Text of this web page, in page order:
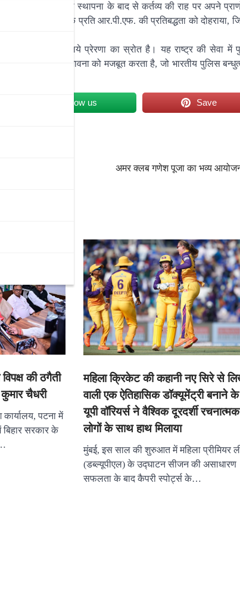
1958 में बल की स्थापना के बाद से कर्तव्य की राह पर अपने
की भावना के प्रति आर.पी.एफ. की प्रतिबद्धता को दोहराया,
के सभी सदस्यों के लिये प्रेरणा का स्रोत है। यह राष्ट्र की सेवा में
की स्थाई भावना को मजबूत करता है, जो भारतीय पुलिस
Follow us Save
अमर क्लब गणेश पूजा का भव्य
की ठगैती
चैधरी
पटना में
सरकार के
महिला क्रिकेट की कहानी नए सिरे से
वाली एक ऐतिहासिक डॉक्यूमेंट्री बनाने
यूपी वॉरियर्स ने वैश्विक दूरदर्शी रचनात्मक
लोगों के साथ हाथ मिलाया
मुंबई, इस साल की शुरुआत में महिला प्रीमियर
(डब्ल्यूपीएल) के उद्घाटन सीजन की असाधारण
सफलता के बाद कैपरी स्पोर्ट्स के…